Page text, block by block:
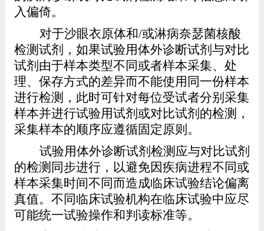
入偏倚。
对于沙眼衣原体和/或淋病奈瑟菌核酸
检测试剂，如果试验用体外诊断试剂与对比
试剂由于样本类型不同或者样本采集、处
理、保存方式的差异而不能使用同一份样本
进行检测，此时可针对每位受试者分别采集
样本并进行试验用试剂或对比试剂的检测，
采集样本的顺序应遵循固定原则。
试验用体外诊断试剂检测应与对比试剂
的检测同步进行，以避免因疾病进程不同或
样本采集时间不同而造成临床试验结论偏离
真值。不同临床试验机构在临床试验中应尽
可能统一试验操作和判读标准等。